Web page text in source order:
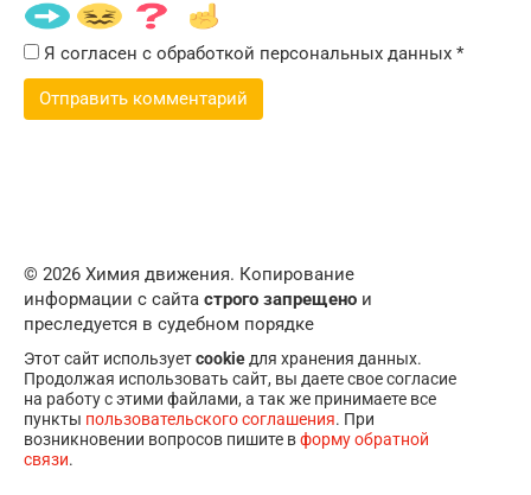
Я согласен с обработкой персональных данных *
© 2026 Химия движения. Копирование
информации с сайта строго запрещено и
преследуется в судебном порядке
Этот сайт используетcookie для хранения данных.
Продолжая использовать сайт, вы даете свое согласие
на работу с этими файлами, а так же принимаете все
пункты пользовательского соглашения. При
возникновении вопросов пишите вформу обратной
связи.